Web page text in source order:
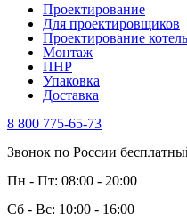
Проектирование
Для проектировщиков
Проектирование
Монтаж
ПНР
Упаковка
Доставка
8 800 775-65-73
Звонок по России
Пн - Пт: 08:00 - 20:00
Сб - Вс: 10:00 - 16:00